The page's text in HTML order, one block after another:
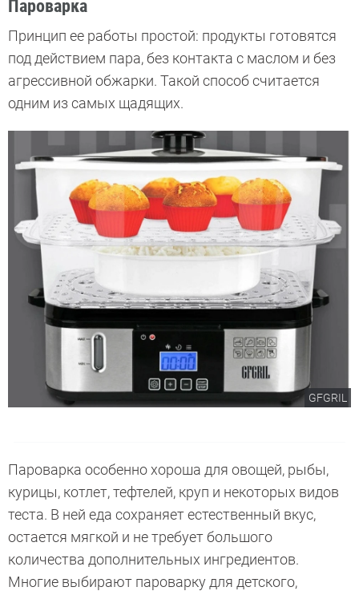
Пароварка
Принцип ее работы простой: продукты готовятся
под действием пара, без контакта с маслом и без
агрессивной обжарки. Такой способ считается
одним из самых щадящих.
GFGRIL
Пароварка особенно хороша для овощей, рыбы,
курицы, котлет, тефтелей, круп и некоторых видов
теста. В ней еда сохраняет естественный вкус,
остается мягкой и не требует большого
количества дополнительных ингредиентов.
Многие выбирают пароварку для детского,